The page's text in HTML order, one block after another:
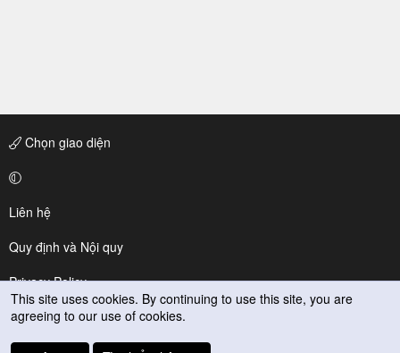
Chọn giao diện
Liên hệ
Quy định và Nội quy
Privacy Policy
Trợ giúp
This site uses cookies. By continuing to use this site, you are
agreeing to our use of cookies.